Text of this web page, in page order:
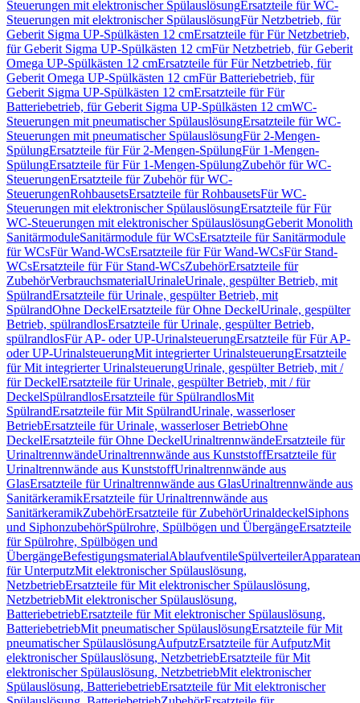
Steuerungen mit elektronischer SpülauslösungErsatzteile für WC-
Steuerungen mit elektronischer SpülauslösungFür Netzbetrieb, für
Geberit Sigma UP-Spülkästen 12 cmErsatzteile für Für Netzbetrieb,
für Geberit Sigma UP-Spülkästen 12 cmFür Netzbetrieb, für Geberit
Omega UP-Spülkästen 12 cmErsatzteile für Für Netzbetrieb, für
Geberit Omega UP-Spülkästen 12 cmFür Batteriebetrieb, für
Geberit Sigma UP-Spülkästen 12 cmErsatzteile für Für
Batteriebetrieb, für Geberit Sigma UP-Spülkästen 12 cmWC-
Steuerungen mit pneumatischer SpülauslösungErsatzteile für WC-
Steuerungen mit pneumatischer SpülauslösungFür 2-Mengen-
SpülungErsatzteile für Für 2-Mengen-SpülungFür 1-Mengen-
SpülungErsatzteile für Für 1-Mengen-SpülungZubehör für WC-
SteuerungenErsatzteile für Zubehör für WC-
SteuerungenRohbausetsErsatzteile für RohbausetsFür WC-
Steuerungen mit elektronischer SpülauslösungErsatzteile für Für
WC-Steuerungen mit elektronischer SpülauslösungGeberit Monolith
SanitärmoduleSanitärmodule für WCsErsatzteile für Sanitärmodule
für WCsFür Wand-WCsErsatzteile für Für Wand-WCsFür Stand-
WCsErsatzteile für Für Stand-WCsZubehörErsatzteile für
ZubehörVerbrauchsmaterialUrinaleUrinale, gespülter Betrieb, mit
SpülrandErsatzteile für Urinale, gespülter Betrieb, mit
SpülrandOhne DeckelErsatzteile für Ohne DeckelUrinale, gespülter
Betrieb, spülrandlosErsatzteile für Urinale, gespülter Betrieb,
spülrandlosFür AP- oder UP-UrinalsteuerungErsatzteile für Für AP-
oder UP-UrinalsteuerungMit integrierter UrinalsteuerungErsatzteile
für Mit integrierter UrinalsteuerungUrinale, gespülter Betrieb, mit /
für DeckelErsatzteile für Urinale, gespülter Betrieb, mit / für
DeckelSpülrandlosErsatzteile für SpülrandlosMit
SpülrandErsatzteile für Mit SpülrandUrinale, wasserloser
BetriebErsatzteile für Urinale, wasserloser BetriebOhne
DeckelErsatzteile für Ohne DeckelUrinaltrennwändeErsatzteile für
UrinaltrennwändeUrinaltrennwände aus KunststoffErsatzteile für
Urinaltrennwände aus KunststoffUrinaltrennwände aus
GlasErsatzteile für Urinaltrennwände aus GlasUrinaltrennwände aus
SanitärkeramikErsatzteile für Urinaltrennwände aus
SanitärkeramikZubehörErsatzteile für ZubehörUrinaldeckelSiphons
und SiphonzubehörSpülrohre, Spülbögen und ÜbergängeErsatzteile
für Spülrohre, Spülbögen und
ÜbergängeBefestigungsmaterialAblaufventileSpülverteiler
für UnterputzMit elektronischer Spülauslösung,
NetzbetriebErsatzteile für Mit elektronischer Spülauslösung,
NetzbetriebMit elektronischer Spülauslösung,
BatteriebetriebErsatzteile für Mit elektronischer Spülauslösung,
BatteriebetriebMit pneumatischer SpülauslösungErsatzteile für Mit
pneumatischer SpülauslösungAufputzErsatzteile für AufputzMit
elektronischer Spülauslösung, NetzbetriebErsatzteile für Mit
elektronischer Spülauslösung, NetzbetriebMit elektronischer
Spülauslösung, BatteriebetriebErsatzteile für Mit elektronischer